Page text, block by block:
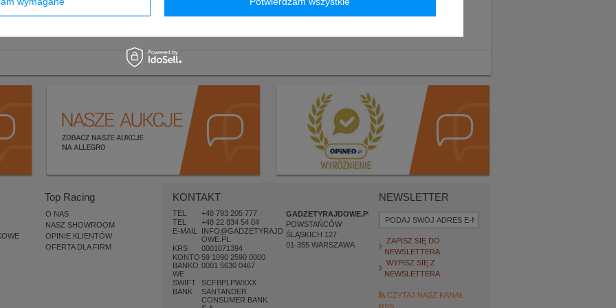
Top Racing
O NAS
NASZ SHOWROOM
OPINIE KLIENTÓW
OFERTA DLA FIRM
KONTAKT
TEL
+48 793 205 777
TEL
+48 22 834 54 04
E-MAIL
INFO@GADZETYRAJD
OWE.PL
KRS
0001071394
KONTO
BANKO
WE
59 1090 2590 0000
0001 5630 0467
SWIFT
SCFBPLPWXXX
BANK
SANTANDER
CONSUMER BANK
GADZETYRAJDOWE.PL
POWSTAŃCÓW
ŚLĄSKICH 127
01-355 WARSZAWA
NEWSLETTER
ZAPISZ SIĘ DO
NEWSLETTERA
WYPISZ SIĘ Z
NEWSLETTERA
CZYTAJ NASZ KANAŁ